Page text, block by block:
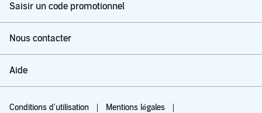
Saisir un code promotionnel
Nous contacter
Aide
Conditions d'utilisation Mentions légales